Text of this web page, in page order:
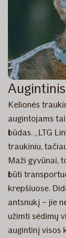
Kelionės
augintojams
būdas. „LTG
traukiniu,
Maži gyvūnai,
būti
krepšiuose.
antsnukį – jie
užimti sėdimų
augintinį visos